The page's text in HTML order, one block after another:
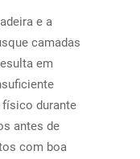
e a
camadas
em
físico durante
antes de
com boa